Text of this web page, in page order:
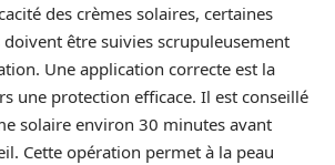
des crèmes solaires, certaines
être suivies scrupuleusement
Une application correcte est la
une protection efficace. Il est conseillé
solaire environ 30 minutes avant
Cette opération permet à la peau